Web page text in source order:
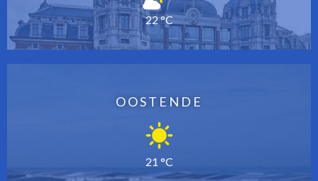
22 °C
OOSTENDE
21 °C